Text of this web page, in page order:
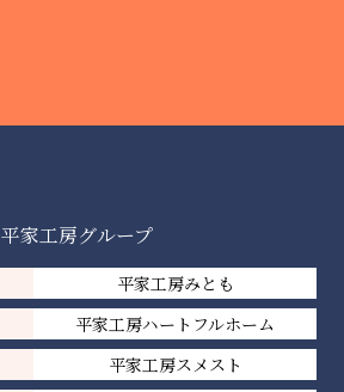
平家工房グループ
平家工房みとも
平家工房ハートフルホーム
平家工房スメスト